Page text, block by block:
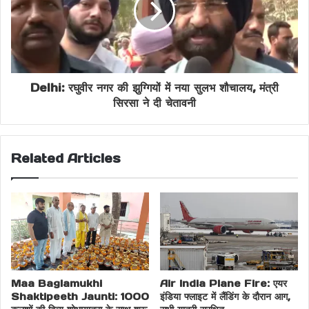
माध्यम से बढ़ावा देने वाला अग्रणी एनजीओ रहा है। लिम्का बुक ऑफ रिकॉर्ड्स में
यह सबसे बड़े डिजिटल सांस्कृतिक शिक्षा प्रदाता के रूप में दर्ज है। यह देश का
पहला और एकमात्र सांस्कृतिक NGO है जो नेशनल स्टॉक एक्सचेंज के SSE
प्लेटफॉर्म पर सूचीबद्ध है।
NGO का प्रभावशाली योगदान:
2.2 करोड़ से अधिक विद्यार्थियों तक पहुंच
67 से अधिक देशों में उपस्थिति
Share this:
Facebook X
Delhi: रघुवीर नगर की झुग्गियों में नया सुलभ शौचालय, मंत्री
सिरसा ने दी चेतावनी
Related Articles
Maa Baglamukhi
Shaktipeeth Jaunti: 1000
Air India Plane Fire: एयर
इंडिया फ्लाइट में लैंडिंग के दौरान आग,